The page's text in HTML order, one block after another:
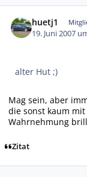
huetj1
19. Juni 2007
alter Hut ;)
Mag sein, aber
die sonst kaum
Wahrnehmung
Zitat